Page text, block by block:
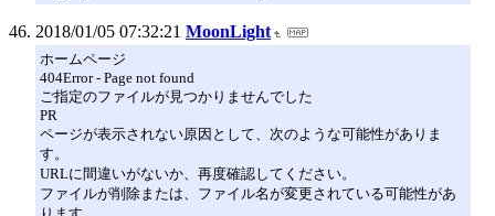
2018/01/05 07:32:21 MoonLight
ホームページ
404Error - Page not found
ご指定のファイルが見つかりませんでした
PR
ページが表示されない原因として、次のような可能性がありま
す。
URLに間違いがないか、再度確認してください。
ファイルが削除または、ファイル名が変更されている可能性があ